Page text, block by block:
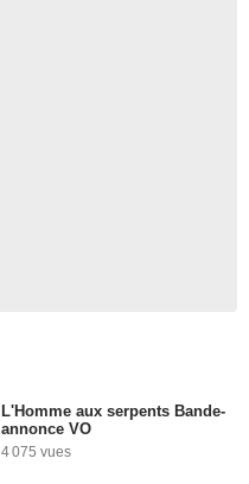
L'Homme aux serpents Bande-
annonce VO
4 075 vues